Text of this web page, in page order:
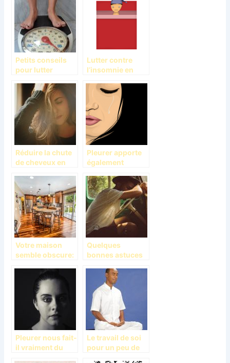
personnalité?
Petits conseils
pour lutter
surpoids
Lutter contre
l’insomnie en
conseils
Réduire la chute
de cheveux en
habitudes
Pleurer apporte
également
notre vie
Votre maison
semble obscure:
Quelques
bonnes astuces
s’endormir;
Enquête
Pleurer nous fait-
il vraiment du
Le travail de soi
pour un peu de